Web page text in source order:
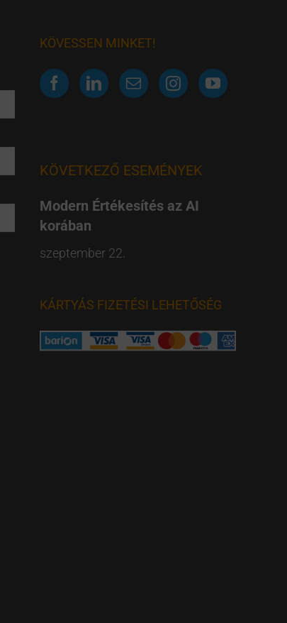
KÖVESSEN MINKET!
KÖVETKEZŐ ESEMÉNYEK
Modern Értékesítés az AI
korában
szeptember 22.
KÁRTYÁS FIZETÉSI LEHETŐSÉG